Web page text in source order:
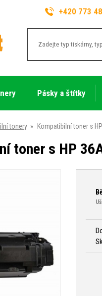
+420 773
Pásky a štítky
tonery » Kompatibilní toner s
toner s HP